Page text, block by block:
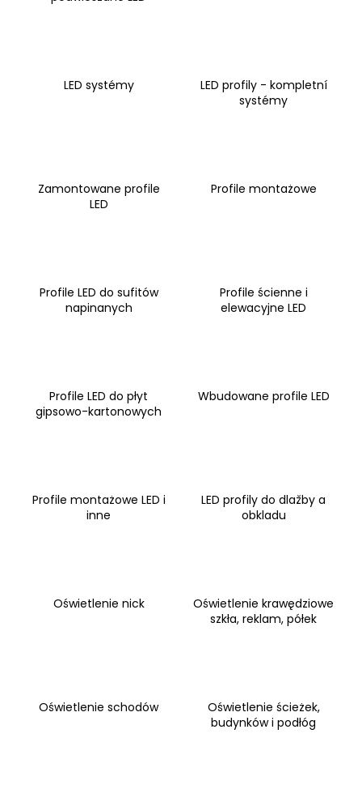
LED systémy
LED profily - kompletní
systémy
Zamontowane profile
LED
Profile montażowe
Profile LED do sufitów
napinanych
Profile ścienne i
elewacyjne LED
Profile LED do płyt
gipsowo-kartonowych
Wbudowane profile LED
Profile montażowe LED i
inne
LED profily do dlažby a
obkladu
Oświetlenie nick
Oświetlenie krawędziowe
szkła, reklam, półek
Oświetlenie schodów
Oświetlenie ścieżek,
budynków i podłóg